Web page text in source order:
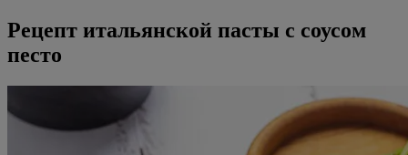
Рецепт итальянской пасты с соусом
песто